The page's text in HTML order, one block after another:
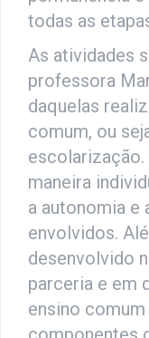
todas as
As atividades
professora
daquelas
comum, ou
maneira
a autonomia e
envolvidos.
desenvolvido
parceria e em
ensino